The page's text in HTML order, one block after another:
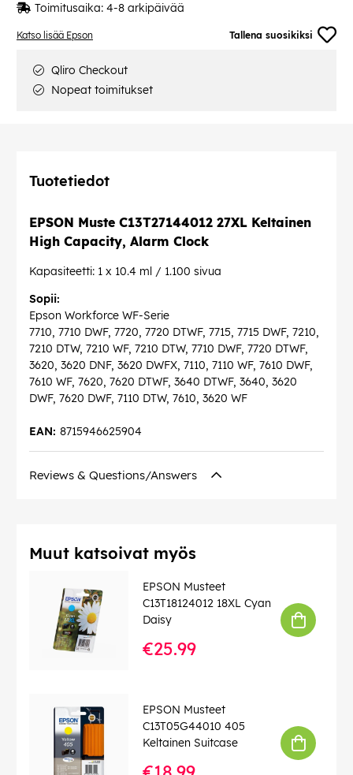
Katso lisää Epson Tallena suosikiksi
Toimitusaika: 4-8 arkipäivää
Qliro Checkout
Nopeat toimitukset
Tuotetiedot
EPSON Muste C13T27144012 27XL Keltainen
High Capacity, Alarm Clock
Kapasiteetti: 1 x 10.4 ml / 1.100 sivua
Sopii:
Epson Workforce WF-Serie
7710, 7710 DWF, 7720, 7720 DTWF, 7715, 7715 DWF, 7210,
7210 DTW, 7210 WF, 7210 DTW, 7710 DWF, 7720 DTWF,
3620, 3620 DNF, 3620 DWFX, 7110, 7110 WF, 7610 DWF,
7610 WF, 7620, 7620 DTWF, 3640 DTWF, 3640, 3620
DWF, 7620 DWF, 7110 DTW, 7610, 3620 WF
8715946625904
EAN:
Reviews & Questions/Answers
Muut katsoivat myös
EPSON Musteet
C13T18124012 18XL Cyan
Daisy
€25.99
EPSON Musteet
C13T05G44010 405
Keltainen Suitcase